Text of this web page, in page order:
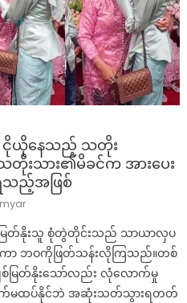
ငိုယိုနေသည့် သတိုး
တိုးသား၏မိခင်က အားပေး
သည့်အဖြစ်
ြတ်နိုးသူ စုံတွဲတိုင်းသည် သာယာလှပ
ကာ ဘဝကိုဖြတ်သန်းလိုကြသည်။တစ်
ျစ်မြတ်နိုးသော်လည်း လုံလောက်မှု
မထပ်နိုင်ဘဲ အဆုံးသတ်သွားရတတ်